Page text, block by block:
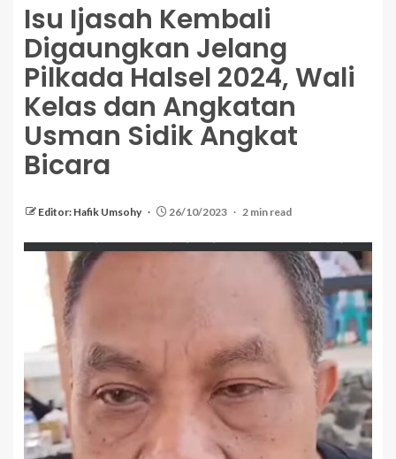
Isu Ijasah Kembali
Digaungkan Jelang
Pilkada Halsel 2024, Wali
Kelas dan Angkatan
Usman Sidik Angkat
Bicara
Editor: Hafik Umsohy 26/10/2023 2 min read